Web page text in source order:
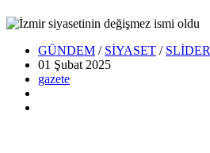
GÜNDEM / SİYASET / SLİDER
01 Şubat 2025
gazete